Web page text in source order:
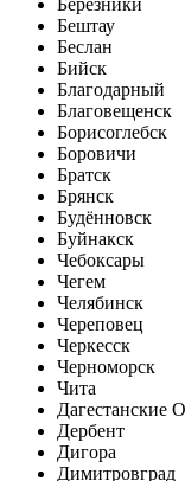
Березники
Бештау
Беслан
Бийск
Благодарный
Благовещенск
Борисоглебск
Боровичи
Братск
Брянск
Будённовск
Буйнакск
Чебоксары
Чегем
Челябинск
Череповец
Черкесск
Черноморск
Чита
Дагестанские
Дербент
Дигора
Димитровград